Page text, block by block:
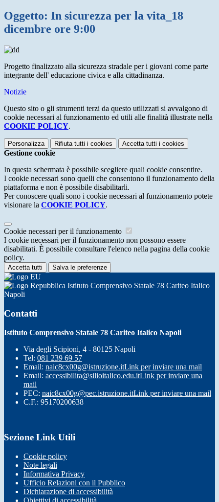
Oggetto: In sicurezza per la vita_18
dicembre ore 9:00
Progetto finalizzato alla sicurezza stradale per i giovani come parte
integrante dell' educazione civica e alla cittadinanza.
Notizie
Questo sito o gli strumenti terzi da questo utilizzati si avvalgono di
cookie necessari al funzionamento ed utili alle finalità illustrate nella
COOKIE POLICY.
Personalizza Rifiuta tutti i cookies Accetta tutti i cookies
Gestione cookie
In questa schermata è possibile scegliere quali cookie consentire.
I cookie necessari sono quelli che consentono il funzionamento della
piattaforma e non è possibile disabilitarli.
Per conoscere quali sono i cookie necessari al funzionamento potete
visionare la COOKIE POLICY.
Cookie necessari per il funzionamento
I cookie necessari per il funzionamento non possono essere
disabilitati. È possibile consultare l'elenco nella pagina della cookie
policy.
Accetta tutti Salva le preferenze
Istituto Comprensivo Statale 78 Cariteo Italico
Napoli
Contatti
Istituto Comprensivo Statale 78 Cariteo Italico Napoli
Via degli Scipioni, 4 - 80125 Napoli
Tel: 081 239 69 57
Email: naic8cx00g@istruzione.itLink per inviare una mail
Email: accessibilita@silioitalico.edu.itLink per inviare una
mail
PEC: naic8cx00g@pec.istruzione.itLink per inviare una mail
C.F.: 95170200638
Sezione Link Utili
Cookie policy
Note legali
Informativa Privacy
Ufficio Relazioni con il Pubblico
Dichiarazione di accessibilità
Obiettivi di accessibilità